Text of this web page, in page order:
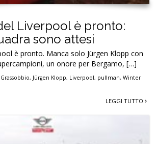
Liverpool è pronto:
sono attesi
è pronto. Manca solo Jürgen Klopp con
un onore per Bergamo, […]
Grassobbio, Jürgen Klopp, Liverpool, pullman, Winter
LEGGI TUTTO